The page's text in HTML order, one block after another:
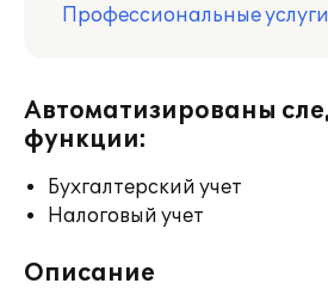
Профессиональные услуги
Автоматизированы
функции:
Бухгалтерский учет
Налоговый учет
Описание